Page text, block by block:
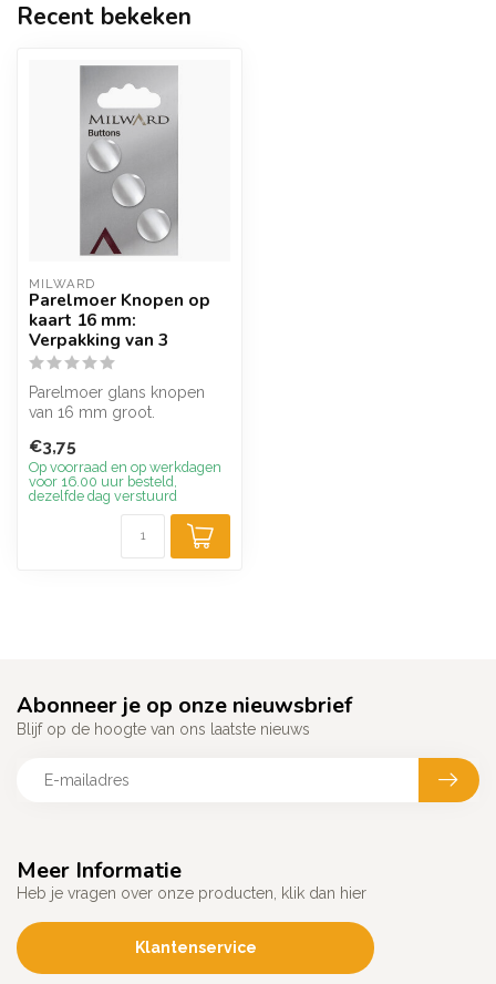
Recent bekeken
MILWARD
Parelmoer Knopen op
kaart 16 mm:
Verpakking van 3
Parelmoer glans knopen
van 16 mm groot.
€3,75
Op voorraad en op werkdagen
voor 16.00 uur besteld,
dezelfde dag verstuurd
Meer Informatie
Heb je vragen over onze producten, klik dan hier
Klantenservice
Abonneer je op onze nieuwsbrief
Blijf op de hoogte van ons laatste nieuws